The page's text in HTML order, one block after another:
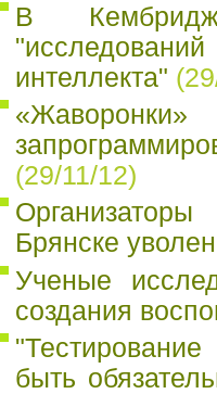
В
интеллекта"
(29/11/12)
Брянске
Ученые
создания
быть